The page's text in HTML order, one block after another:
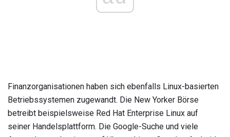
Finanzorganisationen haben sich ebenfalls Linux-basierten
Betriebssystemen zugewandt. Die New Yorker Börse
betreibt beispielsweise Red Hat Enterprise Linux auf
seiner Handelsplattform. Die Google-Suche und viele